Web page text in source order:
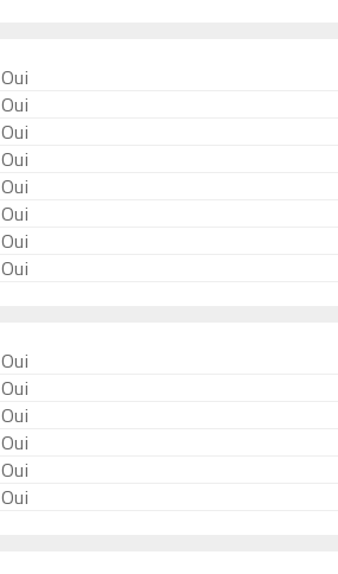
Oui
Oui
Oui
Oui
Oui
Oui
Oui
Oui
Oui
Oui
Oui
Oui
Oui
Oui